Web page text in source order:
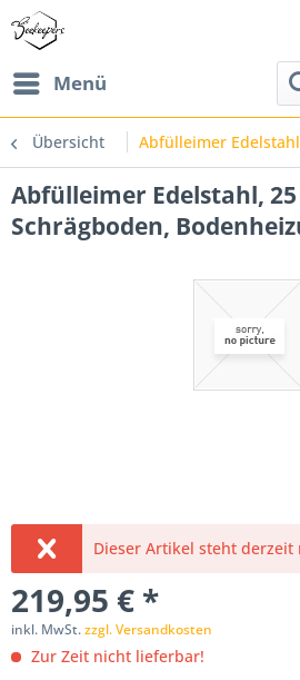
Menü
Übersicht Abfülleimer Edelstahl
Abfülleimer Edelstahl,
Schrägboden,
Dieser Artikel steht
219,95 € *
inkl. MwSt.zzgl. Versandkosten
Zur Zeit nicht lieferbar!